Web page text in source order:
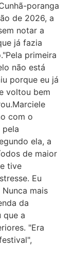
poranga
de 2026, a
notar a
já fazia
primeira
não está
porque eu já
voltou bem
com o
ela, a
de maior
tive
Eu
mais
da
que a
"Era